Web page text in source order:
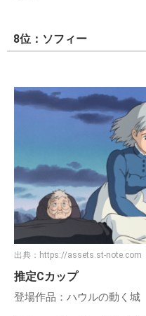
8位：ソフィー
出典： https://assets.st-note.com
推定Cカップ
登場作品：ハウルの動く城